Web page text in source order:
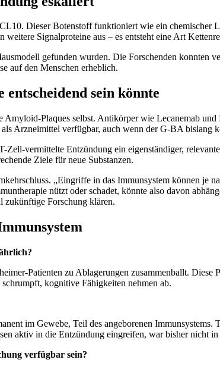
Dieser Botenstoff funktioniert wie ein
Signalproteine aus – es entsteht eine Art
gefunden wurden. Die Forschenden
auf den Menschen erheblich.
sein könnte
Plaques selbst. Antikörper wie Lecanemab
Arzneimittel verfügbar, auch wenn der G-BA bislang
vermittelte Entzündung ein eigenständiger,
Ziele für neue Substanzen.
„Eingriffe in das Immunsystem können je
nützt oder schadet, könnte also davon
zukünftige Forschung klären.
Patienten zu Ablagerungen zusammenballt.
kognitive Fähigkeiten nehmen ab.
im Gewebe, Teil des angeborenen
aktiv in die Entzündung eingreifen, war bisher nicht
verfügbar sein?